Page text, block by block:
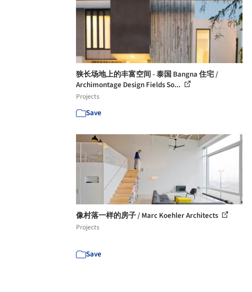
狭长场地上的丰富空间 - 泰国 Bangna 住宅 /
Archimontage Design Fields So...
Projects
Save
像村落一样的房子 / Marc Koehler Architects
Projects
Save